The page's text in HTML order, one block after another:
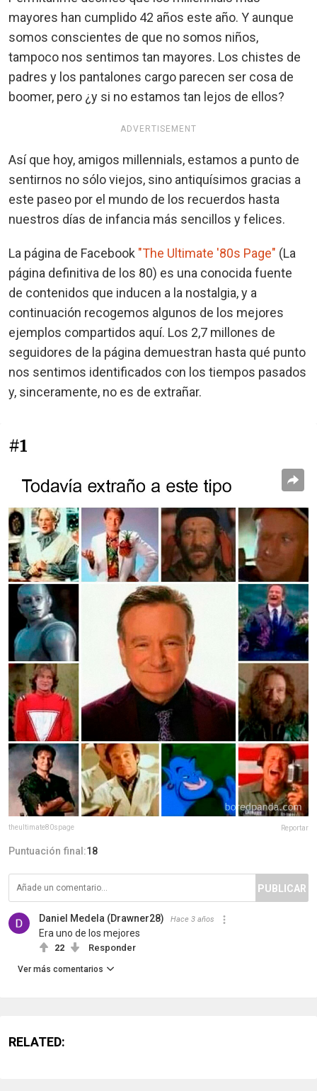
mayores han cumplido 42 años este año. Y aunque
somos conscientes de que no somos niños,
tampoco nos sentimos tan mayores. Los chistes de
padres y los pantalones cargo parecen ser cosa de
boomer, pero ¿y si no estamos tan lejos de ellos?
ADVERTISEMENT
Así que hoy, amigos millennials, estamos a punto de
sentirnos no sólo viejos, sino antiquísimos gracias a
este paseo por el mundo de los recuerdos hasta
nuestros días de infancia más sencillos y felices.
La página de Facebook "The Ultimate '80s Page" (La
página definitiva de los 80) es una conocida fuente
de contenidos que inducen a la nostalgia, y a
continuación recogemos algunos de los mejores
ejemplos compartidos aquí. Los 2,7 millones de
seguidores de la página demuestran hasta qué punto
nos sentimos identificados con los tiempos pasados
y, sinceramente, no es de extrañar.
#1
theultimate80spage Reportar
Puntuación final:18
PUBLICAR
Daniel Medela (Drawner28) Hace 3 años
Era uno de los mejores
22 Responder
Ver más comentarios
RELATED: